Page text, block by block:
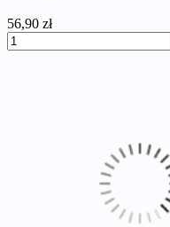
56,90 zł